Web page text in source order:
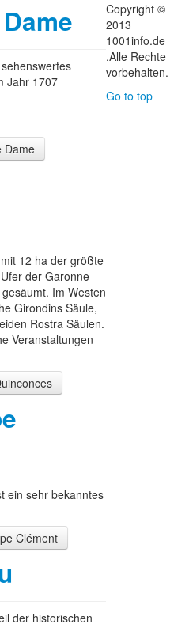
Jahr 1707
Dame
12 ha der größte
der Garonne
Im Westen
Girondins Säule,
Rostra Säulen.
Veranstaltungen
ein sehr bekanntes
Clément
der historischen
Copyright ©
2013
1001info.de
.Alle Rechte
vorbehalten.
Go to top